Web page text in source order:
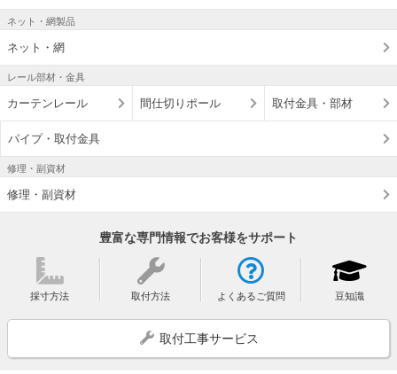
ネット・網製品
ネット・網
レール部材・金具
カーテンレール 間仕切りポール 取付金具・部材
パイプ・取付金具
修理・副資材
修理・副資材
豊富な専門情報でお客様をサポート
採寸方法 取付方法 よくあるご質問 豆知識
取付工事サービス